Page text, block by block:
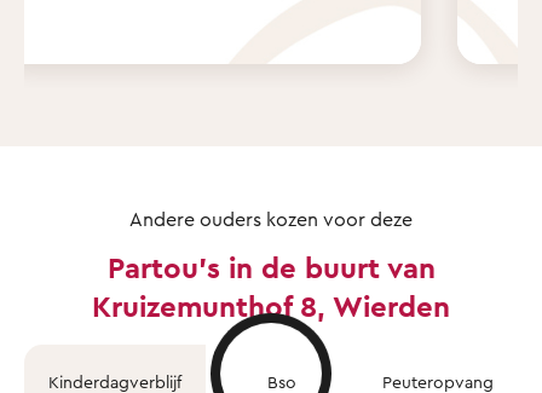
Andere ouders kozen voor deze
Partou's in de buurt van
Kruizemunthof 8, Wierden
Kinderdagverblijf Bso Peuteropvang